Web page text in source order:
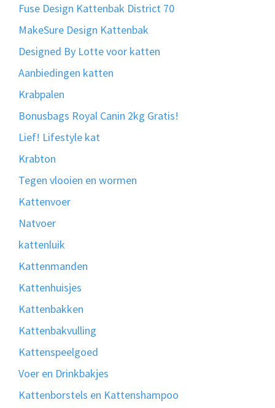
Fuse Design Kattenbak District 70
MakeSure Design Kattenbak
Designed By Lotte voor katten
Aanbiedingen katten
Krabpalen
Bonusbags Royal Canin 2kg Gratis!
Lief! Lifestyle kat
Krabton
Tegen vlooien en wormen
Kattenvoer
Natvoer
kattenluik
Kattenmanden
Kattenhuisjes
Kattenbakken
Kattenbakvulling
Kattenspeelgoed
Voer en Drinkbakjes
Kattenborstels en Kattenshampoo